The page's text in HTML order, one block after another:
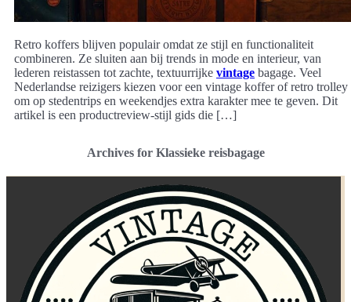
Retro koffers blijven populair omdat ze stijl en functionaliteit
combineren. Ze sluiten aan bij trends in mode en interieur, van
lederen reistassen tot zachte, textuurrijke vintage bagage. Veel
Nederlandse reizigers kiezen voor een vintage koffer of retro trolley
om op stedentrips en weekendjes extra karakter mee te geven. Dit
artikel is een productreview-stijl gids die […]
Archives for Klassieke reisbagage